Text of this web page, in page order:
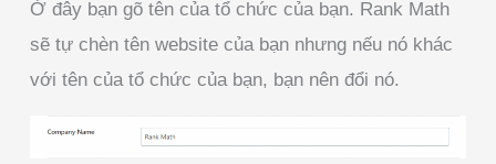
Ở đây bạn gõ tên của tổ chức của bạn. Rank Math
sẽ tự chèn tên website của bạn nhưng nếu nó khác
với tên của tổ chức của bạn, bạn nên đổi nó.